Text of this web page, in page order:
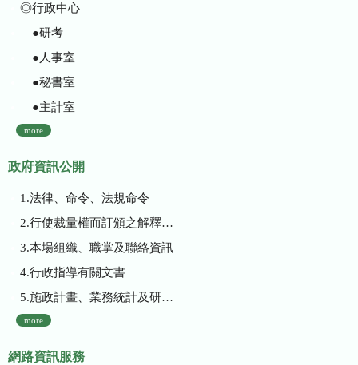
◎行政中心
●研考
●人事室
●秘書室
●主計室
more
政府資訊公開
1.法律、命令、法規命令
2.行使裁量權而訂頒之解釋性規定及裁量基準
3.本場組織、職掌及聯絡資訊
4.行政指導有關文書
5.施政計畫、業務統計及研究報告
more
網路資訊服務